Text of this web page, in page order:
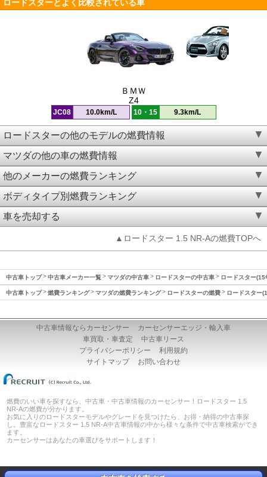
ロードスターとよく比較されている車
ＢＭＷ
Z4
JC08 10.0km/L 10・15 9.3km/L
ロードスターの他のモデルの燃費情報
マツダの他の車の燃費情報
他のメーカーの燃費ランキング
ボディタイプ別燃費ランキング
車を売却する
▲ロードスター 1.5 NR-Aの燃費TOPへ
中古車トップ 中古車メーカー一覧 マツダの中古車 ロードスターの中古車 ロードスター
中古車トップ 燃費ランキング マツダの燃費ランキング ロードスターの燃費 ロードスター
中古車情報ならカーセンサー
カーセンサーエッジ・輸入車
車買取・車査定
中古車リース
プライバシーポリシー
利用規約
サイトマップ
お問い合わせ
燃費のいい車を探すなら、中古車・中古車情報のカーセンサー！ロードスター 1.5
NR-Aの燃費が分かります。
お気に入りのロードスターモデルやグレードを見つけたら、お得・納得の中古車探
し。豊富なロードスター 1.5 NR-A中古車情報の中から様々な条件で中古車検索ができ
ます。
カーセンサーはあなたの車選びをサポートします！